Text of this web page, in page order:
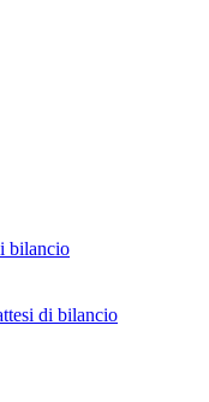
bilancio
di bilancio